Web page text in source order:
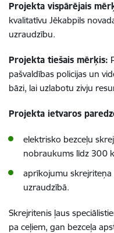
Projekta vispārējais
kvalitatīvu Jēkabpils
uzraudzību.
Projekta tiešais mērķis:
pašvaldības policijas un
bāzi, lai uzlabotu zivju
Projekta ietvaros
elektrisko bezceļu
nobraukums līdz 300
aprīkojumu
uzraudzībā.
Skrejritenis ļaus
pa ceļiem, gan bezceļa